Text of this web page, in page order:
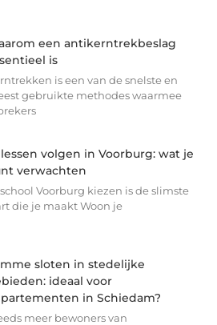
een antikerntrekbeslag
is
is een van de snelste en
gebruikte methodes waarmee
volgen in Voorburg: wat je
verwachten
Voorburg kiezen is de slimste
die je maakt Woon je
sloten in stedelijke
ideaal voor
in Schiedam?
meer bewoners van